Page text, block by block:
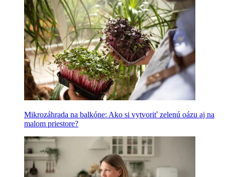
Mikrozáhrada na balkóne: Ako si vytvoriť zelenú oázu aj na
malom priestore?